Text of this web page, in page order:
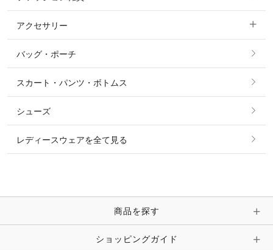
パーカー・トレーナー・スウェット
ニット・セーター
シャツ・ブラウス・ワンピース
その他 アウター
ショーシャツ
すべてのファッション雑貨
ソックス
ベルト
マフラー・スカーフ・ストール・スヌード
時計・財布・キーケース・革小物
キーホルダー・チャーム・ストラップ
アクセサリー
すべてのアクセサリー
リング
ピアス・イヤリング
ピン・ブローチ・コサージュ
その他 アクセサリー
バッグ・ポーチ
スカート・パンツ・ボトムス
シューズ
レディースウェアを全て見る
商品を探す
ショッピングガイド